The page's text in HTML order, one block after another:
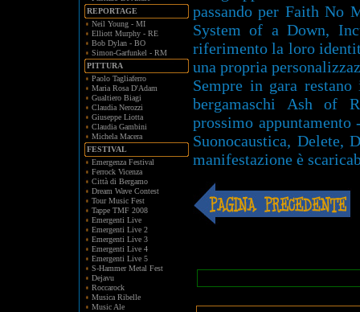
REPORTAGE
Neil Young - MI
Elliott Murphy - RE
Bob Dylan - BO
Simon-Garfunkel - RM
PITTURA
Paolo Tagliaferro
Maria Rosa D'Adam
Gualtiero Biagi
Claudia Nerozzi
Giuseppe Liotta
Claudia Gambini
Michela Macera
FESTIVAL
Emergenza Festival
Ferrock Vicenza
Città di Bergamo
Dream Wave Contest
Tour Music Fest
Tappe TMF 2008
Emergenti Live
Emergenti Live 2
Emergenti Live 3
Emergenti Live 4
Emergenti Live 5
S-Hammer Metal Fest
Dejavu
Roccarock
Musica Ribelle
Music Ale
passando per Faith No
System of a Down,
riferimento la loro
una propria
Sempre in gara
bergamaschi Ash of
prossimo
Suonocaustica, Delete,
manifestazione è